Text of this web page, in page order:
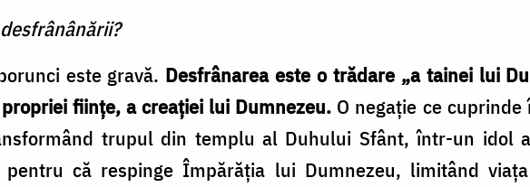
este gravă. Desfrânarea este o trădare „a tainei lui
fiinţe, a creaţiei lui Dumnezeu. O negaţie ce
trupul din templu al Duhului Sfânt, într-un idol
pentru că respinge Împărăţia lui Dumnezeu, limitând